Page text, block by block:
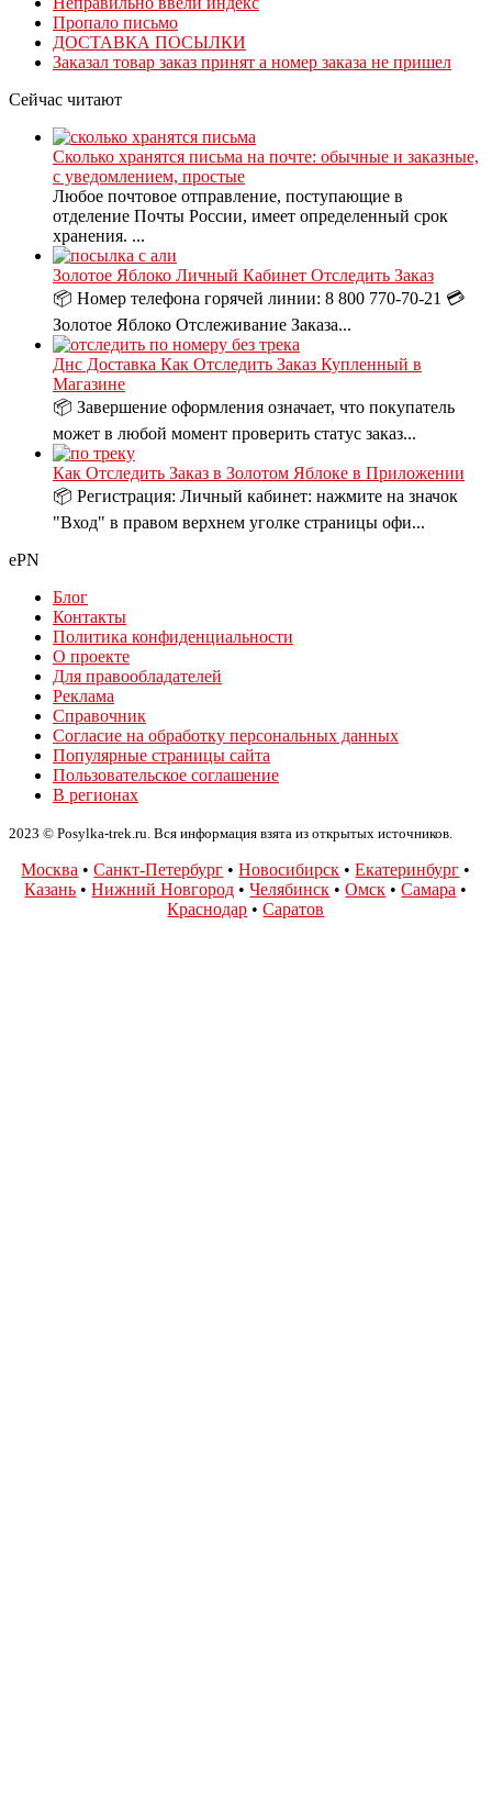
Пропало письмо
ДОСТАВКА ПОСЫЛКИ
Заказал товар заказ принят а номер заказа не пришел
Сейчас читают
Сколько хранятся письма на почте: обычные и заказные,
с уведомлением, простые
Любое почтовое отправление, поступающие в
отделение Почты России, имеет определенный срок
хранения. ...
Золотое Яблоко Личный Кабинет Отследить Заказ
📦 Номер телефона горячей линии: 8 800 770-70-21 💳
Золотое Яблоко Отслеживание Заказа...
Днс Доставка Как Отследить Заказ Купленный в
Магазине
📦 Завершение оформления означает, что покупатель
может в любой момент проверить статус заказ...
Как Отследить Заказ в Золотом Яблоке в Приложении
📦 Регистрация: Личный кабинет: нажмите на значок
"Вход" в правом верхнем уголке страницы офи...
ePN
Блог
Контакты
Политика конфиденциальности
О проекте
Для правообладателей
Реклама
Справочник
Согласие на обработку персональных данных
Популярные страницы сайта
Пользовательское соглашение
В регионах
2023 © Posylka-trek.ru. Вся информация взята из открытых источников.
Москва •Санкт-Петербург •Новосибирск •Екатеринбург •
Казань •Нижний Новгород •Челябинск •Омск •Самара •
Краснодар •Саратов